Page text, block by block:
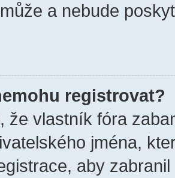
a nebude
registrovat?
že vlastník fóra
jména,
aby